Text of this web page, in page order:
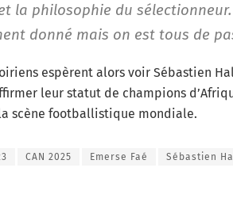
la philosophie du sélectionneur.
donné mais on est tous de
espèrent alors voir Sébastien
leur statut de champions
scène footballistique mondiale.
CAN 2025 Emerse Faé Sébastien